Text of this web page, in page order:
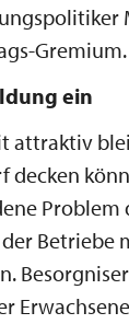
Gremium.
ein
attraktiv
Problem
Betriebe